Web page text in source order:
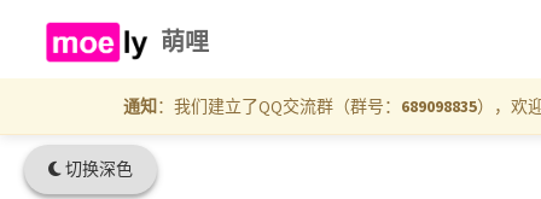
切换深色
萌哩
通知：我们建立了QQ交流群（群号： 689098835），欢